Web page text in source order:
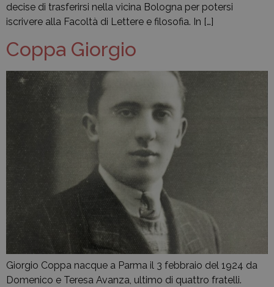
decise di trasferirsi nella vicina Bologna per potersi
iscrivere alla Facoltà di Lettere e filosofia. In […]
Coppa Giorgio
Giorgio Coppa nacque a Parma il 3 febbraio del 1924 da
Domenico e Teresa Avanza, ultimo di quattro fratelli.